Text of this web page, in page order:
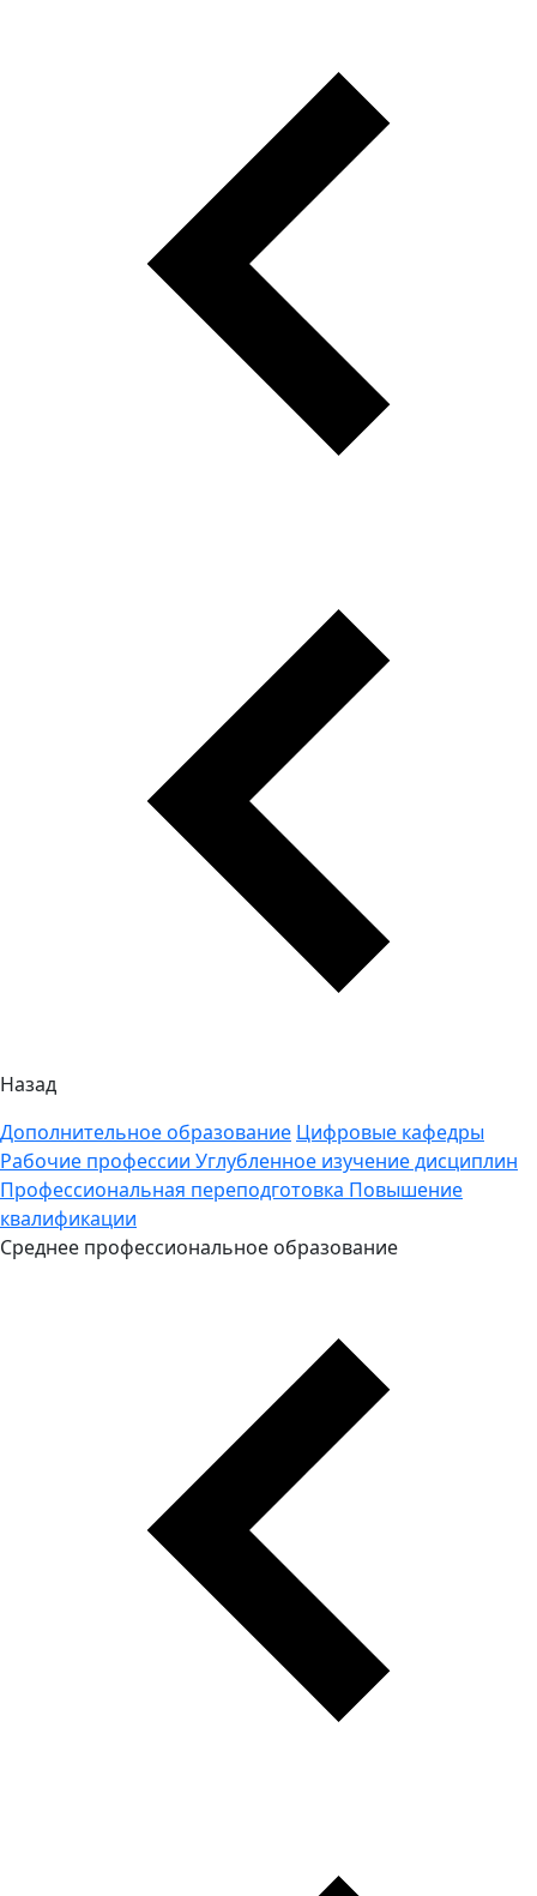
Назад
Дополнительное образование Цифровые кафедры
Рабочие профессии Углубленное изучение дисциплин
Профессиональная переподготовка Повышение
квалификации
Среднее профессиональное образование